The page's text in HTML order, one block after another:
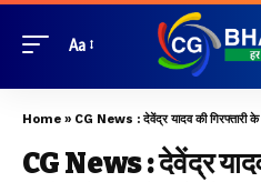
Aa
Home » CG News : देवेंद्र यादव की गिरफ्तारी के विरोध में कांग्रेस के तेवर तीखे,
CG News : देवेंद्र